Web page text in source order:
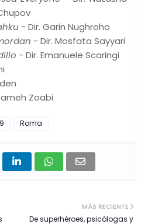
- Dir. Garin Nughroho
- Dir. Mosfata Sayyari
- Dir. Emanuele Scaringi
Zoabi
Roma
MÁS RECIENTE
De superhéroes, psicólogas y